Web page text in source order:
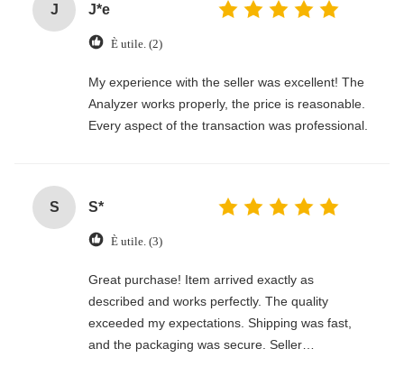
J J*e
È utile. (2)
My experience with the seller was excellent! The
Analyzer works properly, the price is reasonable.
Every aspect of the transaction was professional.
S S*
È utile. (3)
Great purchase! Item arrived exactly as
described and works perfectly. The quality
exceeded my expectations. Shipping was fast,
and the packaging was secure. Seller